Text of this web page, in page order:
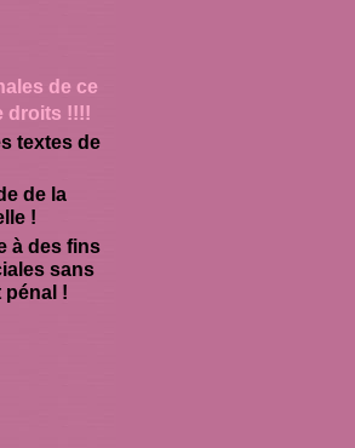
de ce
droits !!!!
textes de
de la
!
à des fins
sans
!